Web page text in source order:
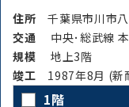
住所千葉県市川
交通
中央･総武線
規模
地上3階
竣⼯ 1987年8月 (新
1階